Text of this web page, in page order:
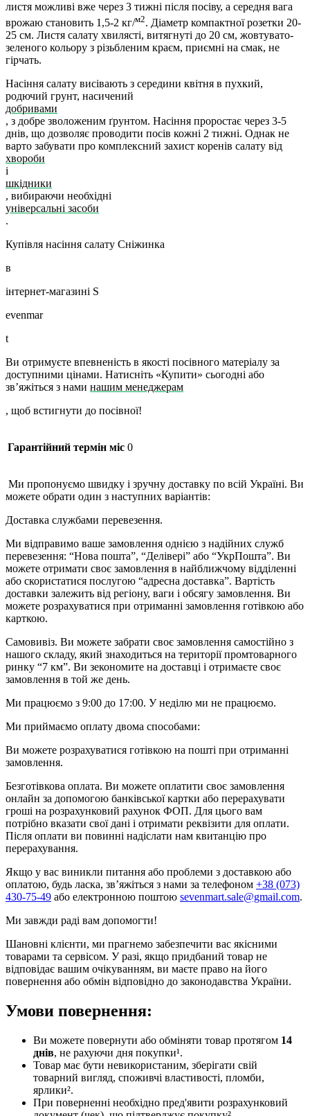
листя можливі вже через 3 тижні після посіву, а середня вага
врожаю становить 1,5-2 кг/м2. Діаметр компактної розетки 20-
25 см. Листя салату хвилясті, витягнуті до 20 см, жовтувато-
зеленого кольору з різьбленим краєм, приємні на смак, не
гірчать.
Насіння салату висівають з середини квітня в пухкий,
родючий грунт, насичений
добривами
, з добре зволоженим ґрунтом. Насіння проростає через 3-5
днів, що дозволяє проводити посів кожні 2 тижні. Однак не
варто забувати про комплексний захист коренів салату від
хвороби
і
шкідники
, вибираючи необхідні
універсальні засоби
.
Купівля насіння салату Сніжинка
в
інтернет-магазині S
evenmar
t
Ви отримуєте впевненість в якості посівного матеріалу за
доступними цінами. Натисніть «Купити» сьогодні або
зв’яжіться з нами нашим менеджерам
, щоб встигнути до посівної!
Гарантійний термін міс 0
Ми пропонуємо швидку і зручну доставку по всій Україні. Ви
можете обрати один з наступних варіантів:
Доставка службами перевезення.
Ми відправимо ваше замовлення однією з надійних служб
перевезення: “Нова пошта”, “Делівері” або “УкрПошта”. Ви
можете отримати своє замовлення в найближчому відділенні
або скористатися послугою “адресна доставка”. Вартість
доставки залежить від регіону, ваги і обсягу замовлення. Ви
можете розрахуватися при отриманні замовлення готівкою або
карткою.
Самовивіз. Ви можете забрати своє замовлення самостійно з
нашого складу, який знаходиться на території промтоварного
ринку “7 км”. Ви зекономите на доставці і отримаєте своє
замовлення в той же день.
Ми працюємо з 9:00 до 17:00. У неділю ми не працюємо.
Ми приймаємо оплату двома способами:
Ви можете розрахуватися готівкою на пошті при отриманні
замовлення.
Безготівкова оплата. Ви можете оплатити своє замовлення
онлайн за допомогою банківської картки або перерахувати
гроші на розрахунковий рахунок ФОП. Для цього вам
потрібно вказати свої дані і отримати реквізити для оплати.
Після оплати ви повинні надіслати нам квитанцію про
перерахування.
Якщо у вас виникли питання або проблеми з доставкою або
оплатою, будь ласка, зв’яжіться з нами за телефоном +38 (073)
430-75-49 або електронною поштою sevenmart.sale@gmail.com.
Ми завжди раді вам допомогти!
Шановні клієнти, ми прагнемо забезпечити вас якісними
товарами та сервісом. У разі, якщо придбаний товар не
відповідає вашим очікуванням, ви маєте право на його
повернення або обмін відповідно до законодавства України.
Умови повернення:
Ви можете повернути або обміняти товар протягом 14
днів, не рахуючи дня покупки¹.
Товар має бути невикористаним, зберігати свій
товарний вигляд, споживчі властивості, пломби,
ярлики².
При поверненні необхідно пред'явити розрахунковий